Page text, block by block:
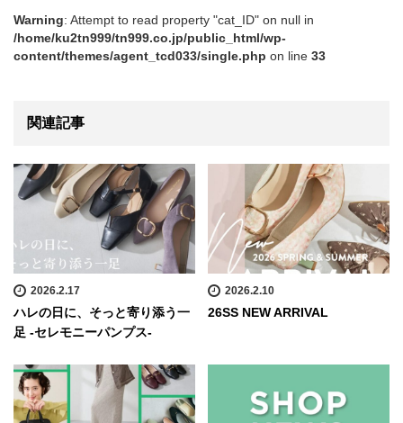
Warning: Attempt to read property "cat_ID" on null in
/home/ku2tn999/tn999.co.jp/public_html/wp-
content/themes/agent_tcd033/single.php on line 33
関連記事
2026.2.17
ハレの日に、そっと寄り添う一
足 -セレモニーパンプス-
2026.2.10
26SS NEW ARRIVAL